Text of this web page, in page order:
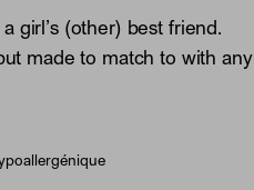
a girl’s (other) best friend.
made to match to with any